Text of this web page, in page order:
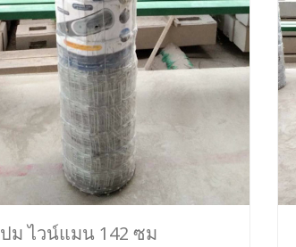
ม ไวน์แมน 142 ซม